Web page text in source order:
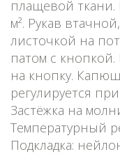
плащевой ткани.
м². Рукав
листочкой на
патом с
на кнопку.
регулируется
Застёжка на
Температурный
Подкладка: